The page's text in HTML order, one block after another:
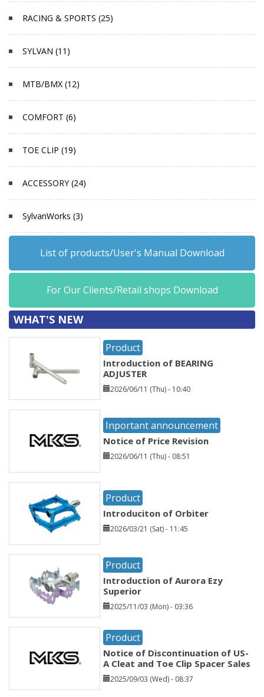
RACING & SPORTS (25)
SYLVAN (11)
MTB/BMX (12)
COMFORT (6)
TOE CLIP (19)
ACCESSORY (24)
SylvanWorks (3)
List of products/User's Manual Download
For Our Clients/Retail shops Download
WHAT'S NEW
Product
Introduction of BEARING
ADJUSTER
2026/06/11 (Thu) - 10:40
Inportant announcement
Notice of Price Revision
2026/06/11 (Thu) - 08:51
Product
Introduciton of Orbiter
2026/03/21 (Sat) - 11:45
Product
Introduction of Aurora Ezy
Superior
2025/11/03 (Mon) - 03:36
Product
Notice of Discontinuation of US-
A Cleat and Toe Clip Spacer Sales
2025/09/03 (Wed) - 08:37